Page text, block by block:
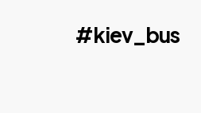
#kiev_bus